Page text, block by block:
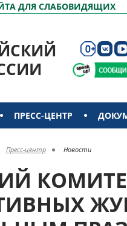
ДЛЯ СЛАБОВИДЯЩИХ
ПРЕСС-ЦЕНТР
Пресс-центр Новости